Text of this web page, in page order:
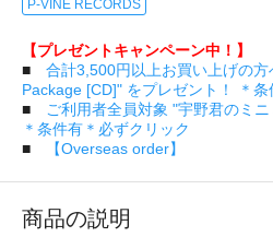
P-VINE RECORDS
【プレゼントキャンペーン中！】
■ 合計3,500円以上お買い上げの
Package [CD]" をプレゼント！ ＊
■
ご利用者全員対象 "宇野君のミ
＊条件有＊必ずクリック
■
【Overseas order】
商品の説明